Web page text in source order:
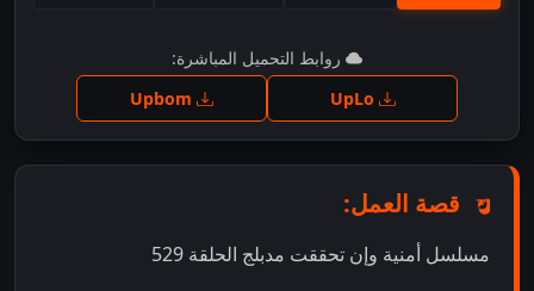
اضغط للمشاهدة
روابط التحميل المباشرة:
قصة العمل:
مسلسل أمنية وإن تحققت مدبلج الحلقة 529